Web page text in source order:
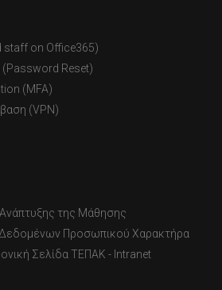
staff on Office365)
Reset)
(MFA)
(VPN)
της Μάθησης
Δεδομένων Προσωπικού Χαρακτήρα
Σελίδα ΤΕΠΑΚ - Intranet